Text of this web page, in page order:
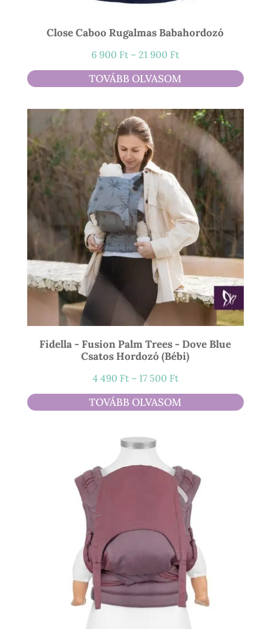
Close Caboo Rugalmas Babahordozó
6 900 Ft – 21 900 FtÁrtartomány:
6
900 Ft
21
900 Ft
TOVÁBB OLVASOM
Fidella - Fusion Palm Trees - Dove Blue
Csatos Hordozó (bébi)
4 490 Ft – 17 500 FtÁrtartomány:
4
490 Ft
TOVÁBB OLVASOM